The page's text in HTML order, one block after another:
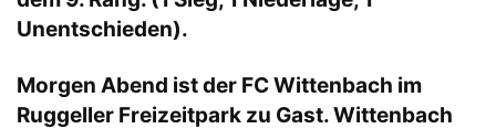
Unentschieden).
Morgen Abend ist der FC Wittenbach im
Ruggeller Freizeitpark zu Gast. Wittenbach